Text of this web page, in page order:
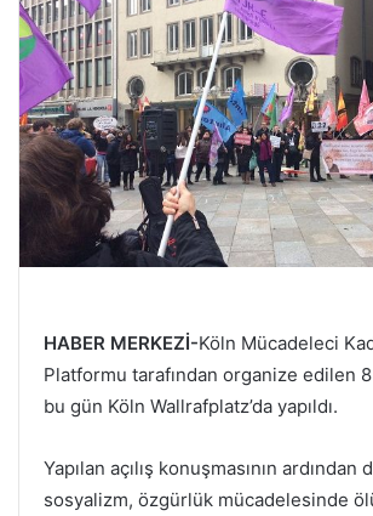
HABER MERKEZİ-Köln Mücadeleci
Platformu tarafından organize edilen
bu gün Köln Wallrafplatz’da yapıldı.
Yapılan açılış konuşmasının ardından
sosyalizm, özgürlük mücadelesinde